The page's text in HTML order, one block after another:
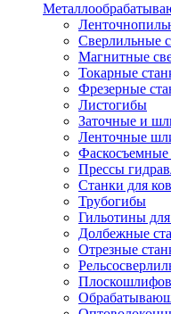
Сверлильные
Магнитные
Токарные
Фрезерные
Листогибы
Заточные и
Ленточные
Прессы
Станки для
Трубогибы
Гильотины для
Долбежные
Отрезные